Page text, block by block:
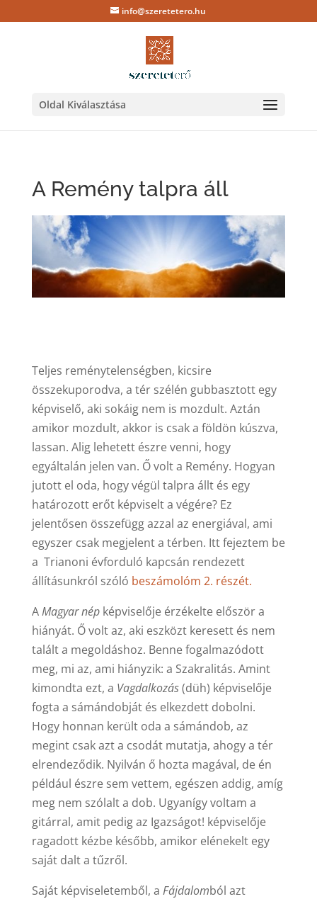
info@szeretetero.hu
Oldal Kiválasztása
A Remény talpra áll
Teljes reménytelenségben, kicsire
összekuporodva, a tér szélén gubbasztott egy
képviselő, aki sokáig nem is mozdult. Aztán
amikor mozdult, akkor is csak a földön kúszva,
lassan. Alig lehetett észre venni, hogy
egyáltalán jelen van. Ő volt a Remény. Hogyan
jutott el oda, hogy végül talpra állt és egy
határozott erőt képviselt a végére? Ez
jelentősen összefügg azzal az energiával, ami
egyszer csak megjelent a térben. Itt fejeztem be
a Trianoni évforduló kapcsán rendezett
állításunkról szóló beszámolóm 2. részét.
AMagyar népképviselője érzékelte először a
hiányát. Ő volt az, aki eszközt keresett és nem
talált a megoldáshoz. Benne fogalmazódott
meg, mi az, ami hiányzik: a Szakralitás. Amint
kimondta ezt, a Vagdalkozás(düh) képviselője
fogta a sámándobját és elkezdett dobolni.
Hogy honnan került oda a sámándob, az
megint csak azt a csodát mutatja, ahogy a tér
elrendeződik. Nyilván ő hozta magával, de én
például észre sem vettem, egészen addig, amíg
meg nem szólalt a dob. Ugyanígy voltam a
gitárral, amit pedig az Igazságot! képviselője
ragadott kézbe később, amikor elénekelt egy
saját dalt a tűzről.
Saját képviseletemből, a Fájdalomból azt